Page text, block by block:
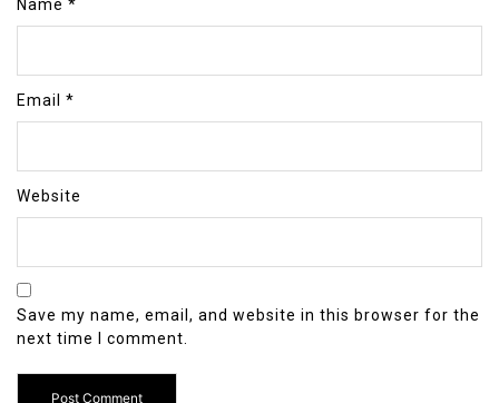
Name *
Email *
Website
Save my name, email, and website in this browser for the
next time I comment.